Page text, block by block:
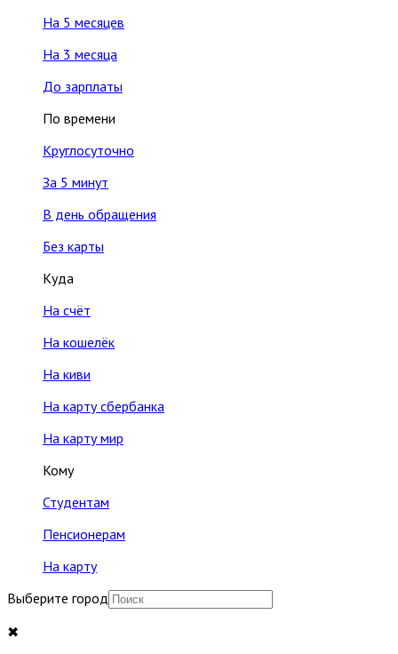
На 5 месяцев
На 3 месяца
До зарплаты
По времени
Круглосуточно
За 5 минут
В день обращения
Без карты
Куда
На счёт
На кошелёк
На киви
На карту сбербанка
На карту мир
Кому
Студентам
Пенсионерам
На карту
Выберите город
✖